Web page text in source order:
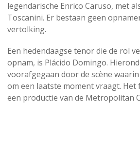
legendarische Enrico Caruso, met
Toscanini. Er bestaan geen
vertolking.
Een hedendaagse tenor die de rol
opnam, is Plácido Domingo.
voorafgegaan door de scène
om een laatste moment vraagt.
een productie van de Metropolitan